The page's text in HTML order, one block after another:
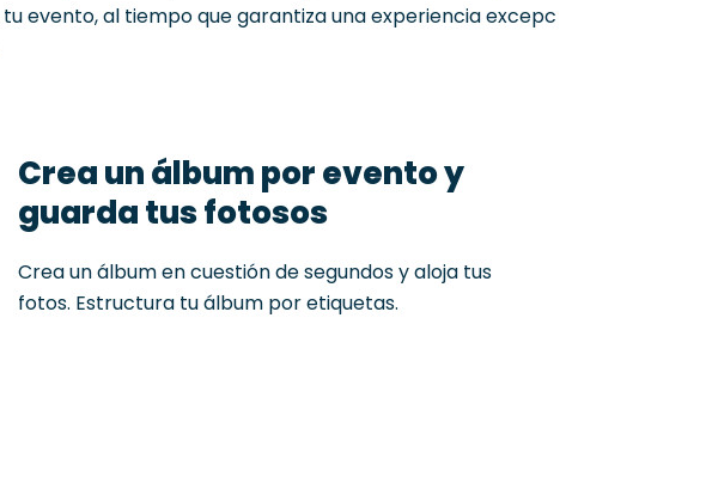
tuevento,al tiempoquegarantizaunaexperienciaexcepc
Crea un álbum por evento y
guarda tus fotosos
Crea un álbum en cuestión de segundos y aloja tus
fotos. Estructura tu álbum por etiquetas.